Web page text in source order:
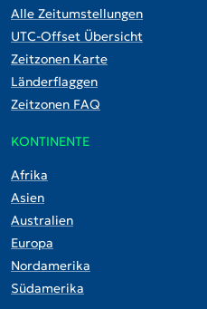
Alle Zeitumstellungen
UTC-Offset Übersicht
Zeitzonen Karte
Länderflaggen
Zeitzonen FAQ
KONTINENTE
Afrika
Asien
Australien
Europa
Nordamerika
Südamerika